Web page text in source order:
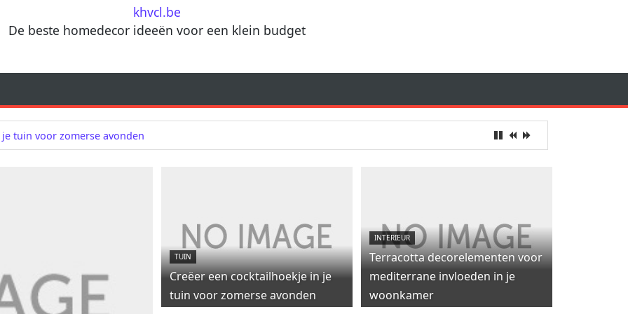
khvcl.be
De beste homedecor ideeën voor een klein budget
tuin voor zomerse avonden
TUIN
Creëer een cocktailhoekje in je
tuin voor zomerse avonden
INTERIEUR
Terracotta decorelementen voor
mediterrane invloeden in je
woonkamer